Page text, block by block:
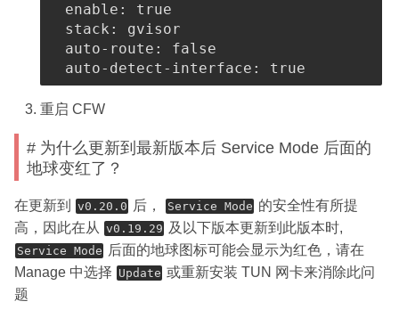
enable :
true
stack :
gvisor
auto-route :
false
auto-detect-interface : true
重启 CFW
# 为什么更新到最新版本后 Service Mode 后面的
地球变红了？
在更新到 v0.20.0 后， Service Mode 的安全性有所提
高，因此在从 v0.19.29 及以下版本更新到此版本时,
Service Mode 后面的地球图标可能会显示为红色，请在
Manage 中选择 Update 或重新安装 TUN 网卡来消除此问
题